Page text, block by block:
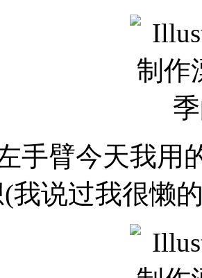
手臂今天我用
我说过我很懒